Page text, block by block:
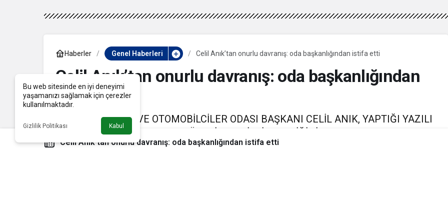
Haberler Genel Haberleri Celil Anık’tan onurlu davranış: oda başkanlığından istifa etti
Celil Anık’tan onurlu davranış: oda başkanlığından
istifa etti
İZMİR ŞOFÖRLER VE OTOMOBİLCİLER ODASI BAŞKANI CELİL ANIK, YAPTIĞI YAZILI
AÇIKLAMAYLA BAŞKANLIK GÖREVİNDEN İSTİFA ETTİĞİNİ DUYURDU.
Celil Anık’tan onurlu davranış: oda başkanlığından istifa etti
Bu web sitesinde en iyi deneyimi
yaşamanızı sağlamak için çerezler
kullanılmaktadır.
Gizlilik Politikası Kabul